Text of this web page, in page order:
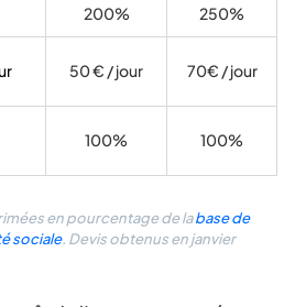
200% 250%
50 € / jour 70€ / jour
100% 100%
en pourcentage de labase de
sociale. Devis obtenus en janvier